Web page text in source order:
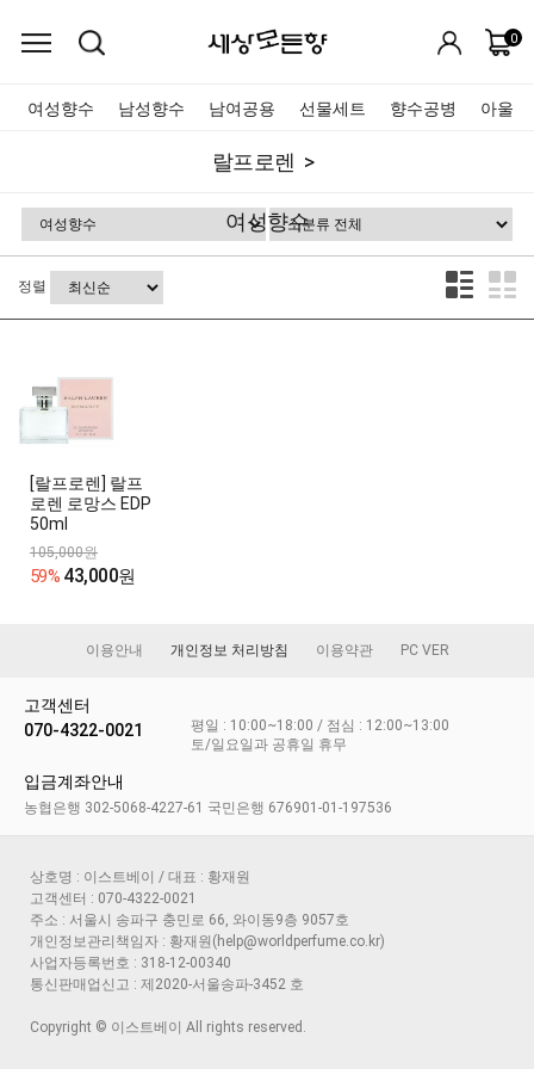
0
여성향수 남성향수 남여공용 선물세트 향수공병 아울렛
랄프로렌
여성향수
정렬
[랄프로렌] 랄프
로렌 로망스 EDP
50ml
105,000원
59% 43,000원
이용안내 개인정보 처리방침 이용약관 PC VER
고객센터
070-4322-0021
평일 : 10:00~18:00 / 점심 : 12:00~13:00
토/일요일과 공휴일 휴무
입금계좌안내
농협은행 302-5068-4227-61 국민은행 676901-01-197536
상호명 : 이스트베이 / 대표 : 황재원
고객센터 : 070-4322-0021
주소 : 서울시 송파구 충민로 66, 와이동9층 9057호
개인정보관리책임자 : 황재원(help@worldperfume.co.kr)
사업자등록번호 : 318-12-00340
통신판매업신고 : 제2020-서울송파-3452 호
Copyright © 이스트베이 All rights reserved.